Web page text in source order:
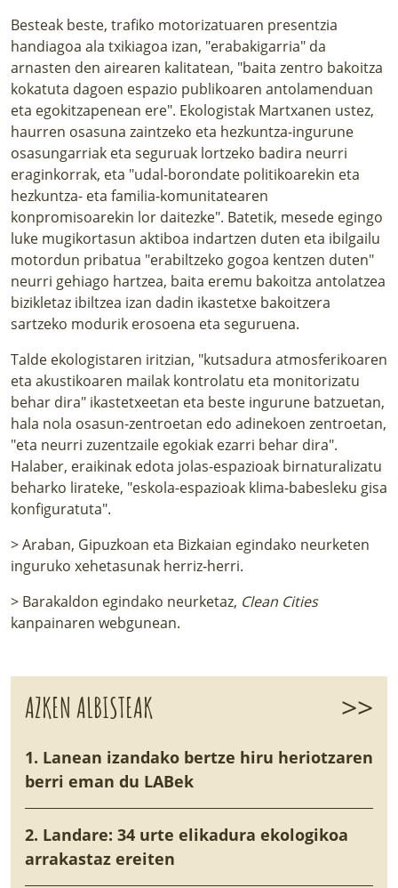
Besteak beste, trafiko motorizatuaren presentzia
handiagoa ala txikiagoa izan, "erabakigarria" da
arnasten den airearen kalitatean, "baita zentro bakoitza
kokatuta dagoen espazio publikoaren antolamenduan
eta egokitzapenean ere". Ekologistak Martxanen ustez,
haurren osasuna zaintzeko eta hezkuntza-ingurune
osasungarriak eta seguruak lortzeko badira neurri
eraginkorrak, eta "udal-borondate politikoarekin eta
hezkuntza- eta familia-komunitatearen
konpromisoarekin lor daitezke". Batetik, mesede egingo
luke mugikortasun aktiboa indartzen duten eta ibilgailu
motordun pribatua "erabiltzeko gogoa kentzen duten"
neurri gehiago hartzea, baita eremu bakoitza antolatzea
bizikletaz ibiltzea izan dadin ikastetxe bakoitzera
sartzeko modurik erosoena eta seguruena.
Talde ekologistaren iritzian, "kutsadura atmosferikoaren
eta akustikoaren mailak kontrolatu eta monitorizatu
behar dira" ikastetxeetan eta beste ingurune batzuetan,
hala nola osasun-zentroetan edo adinekoen zentroetan,
"eta neurri zuzentzaile egokiak ezarri behar dira".
Halaber, eraikinak edota jolas-espazioak birnaturalizatu
beharko lirateke, "eskola-espazioak klima-babesleku gisa
konfiguratuta".
>Araban, Gipuzkoan eta Bizkaian egindako neurketen
inguruko xehetasunak herriz-herri.
> Barakaldon egindako neurketaz, Clean Cities
kanpainaren webgunean.
AZKEN ALBISTEAK >>
1. Lanean izandako bertze hiru heriotzaren
berri eman du LABek
2. Landare: 34 urte elikadura ekologikoa
arrakastaz ereiten